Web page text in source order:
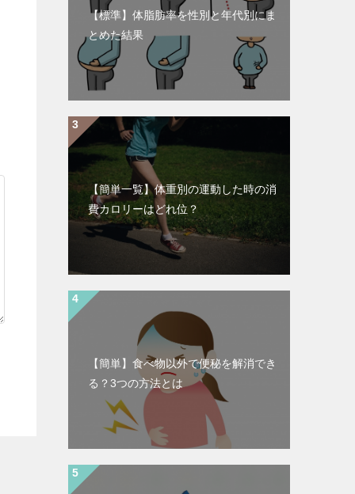
【標準】体脂肪率を性別と年代別にま
とめた結果
【簡単一覧】体重別の運動した時の消
費カロリーはどれ位？
【簡単】食べ物以外で便秘を解消でき
る？3つの方法とは